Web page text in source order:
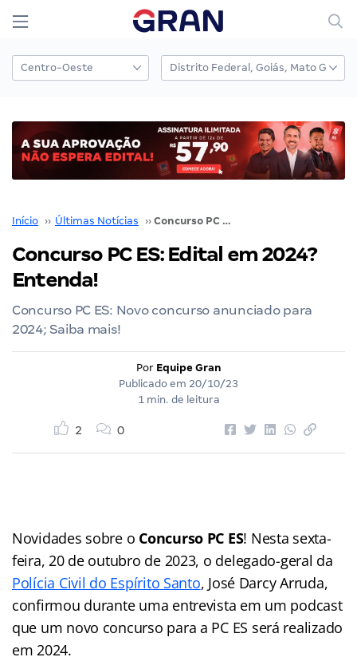
Início ›› Últimas Notícias ›› Concurso PC ES: Edital em 2024? Entenda!
Concurso PC ES: Edital em 2024?
Entenda!
Concurso PC ES: Novo concurso anunciado para
2024; Saiba mais!
Por Equipe Gran
Publicado em 20/10/23
1 min. de leitura
2 0
Novidades sobre o Concurso PC ES! Nesta sexta-
feira, 20 de outubro de 2023, o delegado-geral da
Polícia Civil do Espírito Santo, José Darcy Arruda,
confirmou durante uma entrevista em um podcast
que um novo concurso para a PC ES será realizado
em 2024.